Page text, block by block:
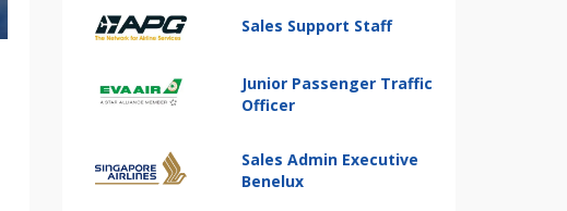
Sales Support Staff
Junior Passenger Traffic
Officer
Sales Admin Executive
Benelux